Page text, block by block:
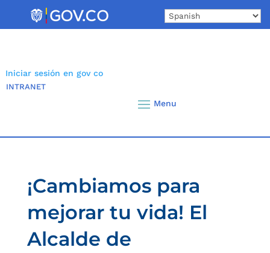
Iniciar sesión en gov co
INTRANET
¡Cambiamos para
mejorar tu vida! El
Alcalde de